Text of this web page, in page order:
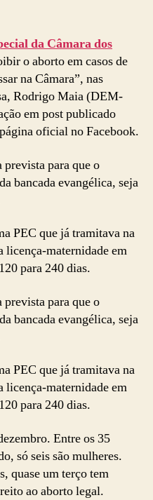
da Câmara dos
o aborto em casos de
na Câmara”, nas
Rodrigo Maia (DEM-
em post publicado
oficial no Facebook.
para que o
bancada evangélica, seja
PEC que já tramitava na
licença-maternidade em
para 240 dias.
para que o
bancada evangélica, seja
PEC que já tramitava na
licença-maternidade em
para 240 dias.
Entre os 35
só seis são mulheres.
quase um terço tem
ao aborto legal.